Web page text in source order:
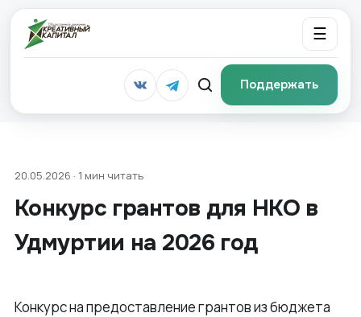
☰
Поддержать
20.05.2026 · 1 мин читать
Конкурс грантов для НКО в
Удмуртии на 2026 год
Конкурс на предоставление грантов из бюджета